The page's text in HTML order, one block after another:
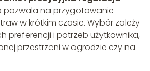
pozwala na przygotowanie
w krótkim czasie. Wybór zależy
preferencji i potrzeb użytkownika,
przestrzeni w ogrodzie czy na